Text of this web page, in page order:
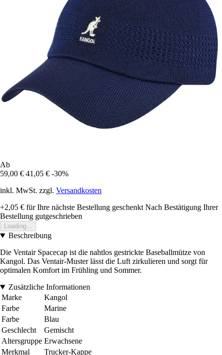
Ab
59,00 € 41,05 € -30%
inkl. MwSt. zzgl. Versandkosten
+2,05 € für Ihre nächste Bestellung geschenkt Nach Bestätigung Ihrer
Bestellung gutgeschrieben
Loading...
Beschreibung
Die Ventair Spacecap ist die nahtlos gestrickte Baseballmütze von
Kangol. Das Ventair-Muster lässt die Luft zirkulieren und sorgt für
optimalen Komfort im Frühling und Sommer.
Zusätzliche Informationen
Marke
Kangol
Farbe
Marine
Farbe
Blau
Geschlecht
Gemischt
Altersgruppe Erwachsene
Merkmal
Trucker-Kappe